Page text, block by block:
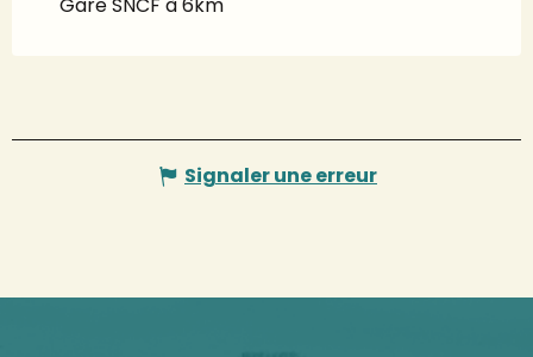
Gare SNCF à 6km
Signaler une erreur